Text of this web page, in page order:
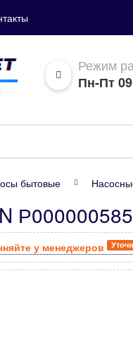
Режим
Пн-Пт
бытовые
у менеджеров